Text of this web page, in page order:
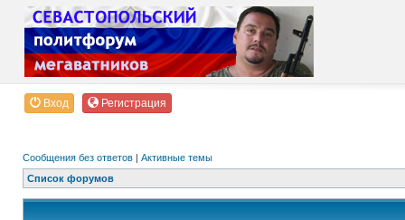
Вход Регистрация
Сообщения без ответов | Активные темы
Список форумов